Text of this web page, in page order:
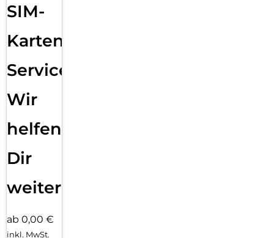
SIM-
Karten
Service:
Wir
helfen
Dir
weiter
ab 0,00 €
inkl. MwSt.